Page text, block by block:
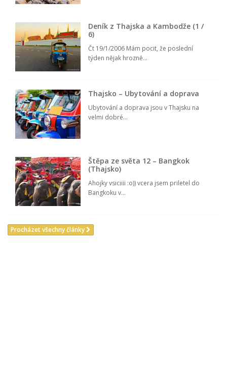
Thajská metropole Bangkok
Jihovýchodní Asie je prostě magická, to
Léto jako z pohádky aneb jaké
Deník z Thajska a Kambodže (1 /
6)